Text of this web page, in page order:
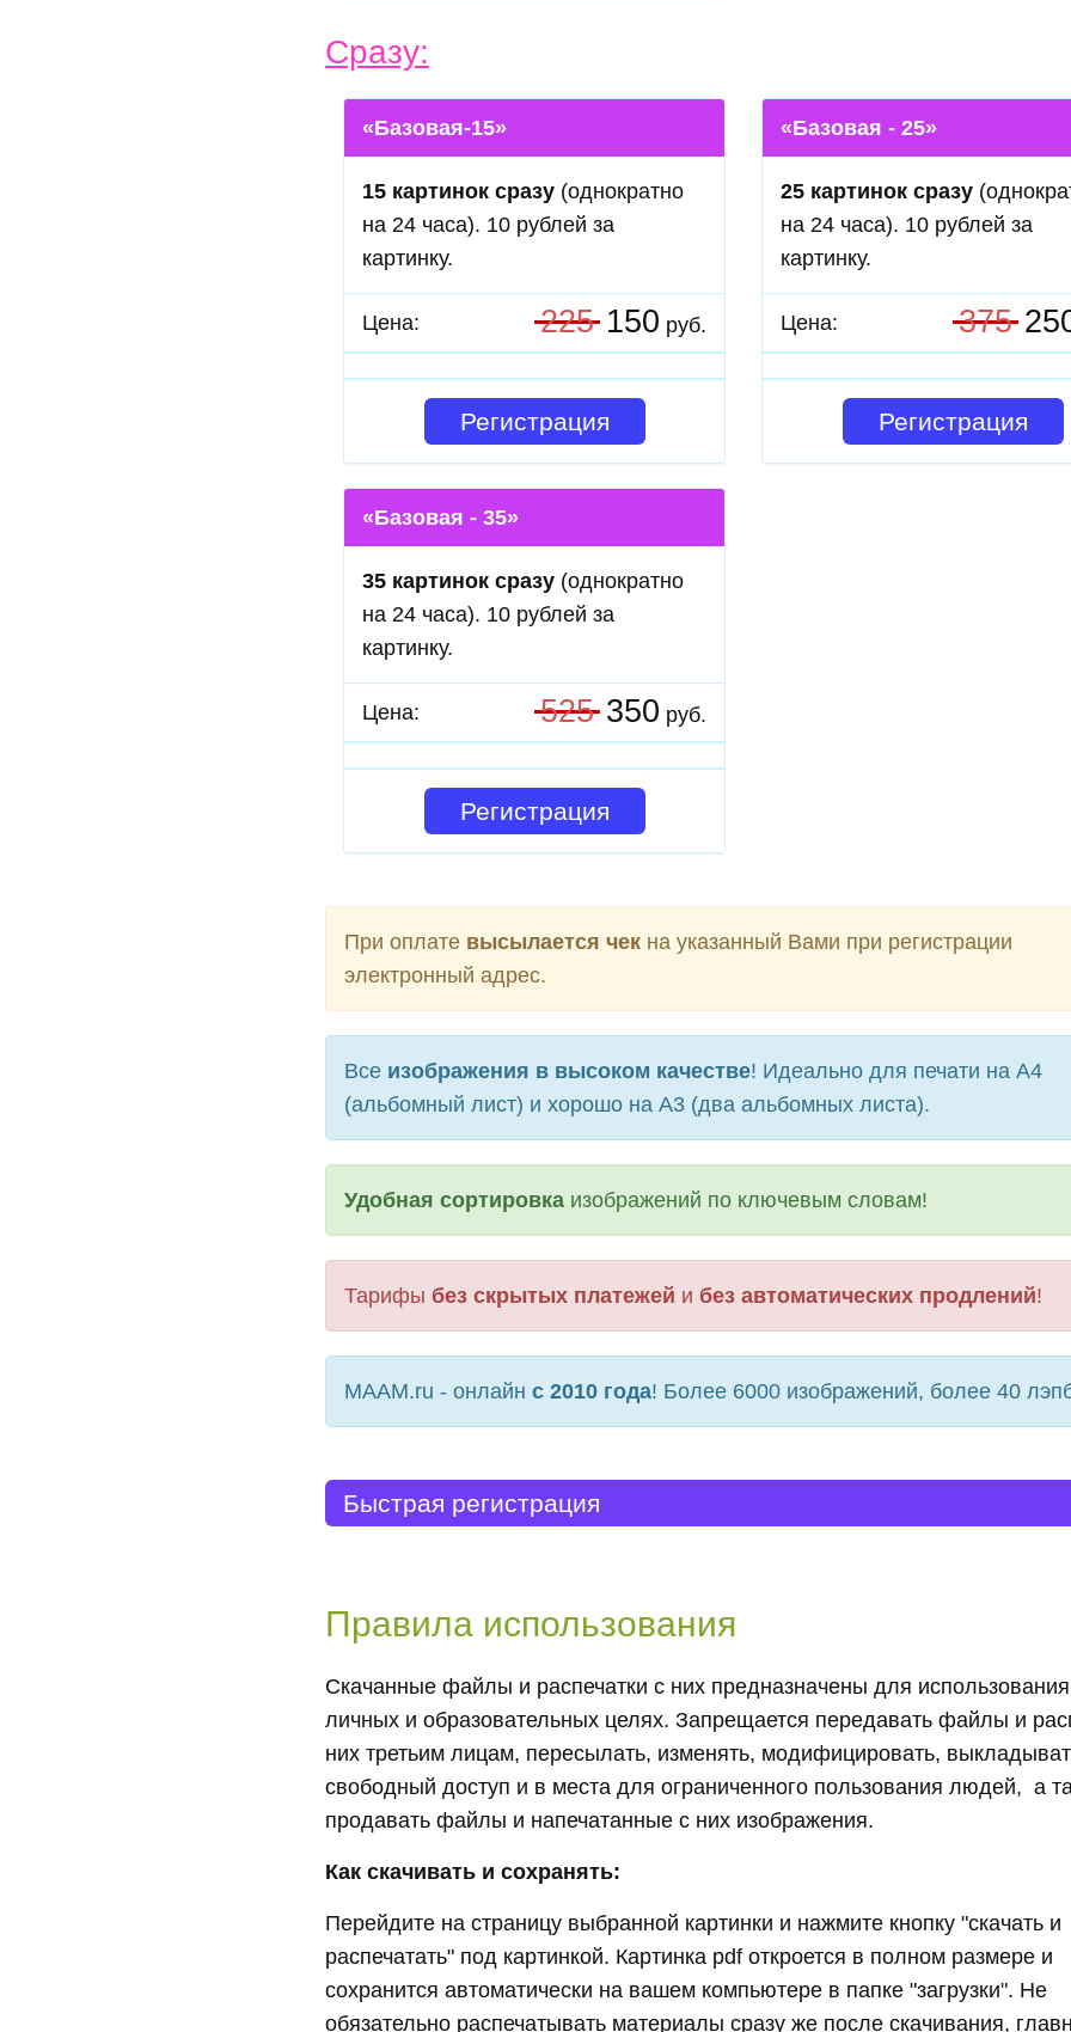
Сразу:
«Базовая-15»
15 картинок сразу (однократно
на 24 часа). 10 рублей за
картинку.
225 150 руб.
Цена:
Регистрация
«Базовая - 25»
25 картинок сразу
на 24 часа). 10 рублей за
картинку.
375
Цена:
Регистрация
«Базовая - 35»
35 картинок сразу (однократно
на 24 часа). 10 рублей за
картинку.
525 350 руб.
Цена:
Регистрация
При оплате высылается чек на указанный Вами при регистрации
электронный адрес.
Все изображения в высоком качестве! Идеально для печати на А4
(альбомный лист) и хорошо на А3 (два альбомных листа).
Удобная сортировка изображений по ключевым словам!
Тарифы без скрытых платежей и без автоматических продлений!
MAAM.ru - онлайн с 2010 года! Более 6000 изображений, более 40
Быстрая регистрация
Правила использования
Скачанные файлы и распечатки с них предназначены для
личных и образовательных целях. Запрещается передавать файлы и
них третьим лицам, пересылать, изменять, модифицировать,
свободный доступ и в места для ограниченного пользования людей, а
продавать файлы и напечатанные с них изображения.
Как скачивать и сохранять:
Перейдите на страницу выбранной картинки и нажмите кнопку "скачать и
распечатать" под картинкой. Картинка pdf откроется в полном размере и
сохранится автоматически на вашем компьютере в папке "загрузки". Не
обязательно распечатывать материалы сразу же после скачивания,